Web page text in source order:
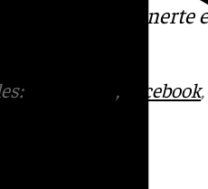
. Puedes ponerte
, Facebook,